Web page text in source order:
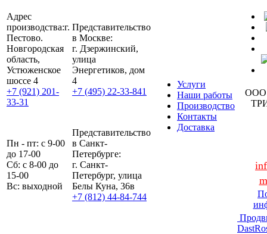
Адрес
производства:г.
Пестово.
Новгородская
область,
Устюженское
шоссе 4
+7 (921) 201-
33-31
Представительство
в Москве:
г. Дзержинский,
улица
Энергетиков, дом
4
+7 (495) 22-33-841
Услуги
Наши работы
Производство
Контакты
Доставка
ООО
Пн - пт: с 9-00
до 17-00
Сб: с 8-00 до
15-00
Вс: выходной
Представительство
в Санкт-
Петербурге:
г. Санкт-
Петербург, улица
Белы Куна, 36в
+7 (812) 44-84-744